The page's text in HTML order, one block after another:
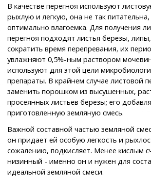
В качестве перегноя используют
рыхлую и легкую, она не так питательна,
оптимально влагоемка. Для получения
перегноя подходят листья березы,
сократить время перепревания, их
увлажняют 0,5%-ным раствором
используют для этой цели
препараты. В крайнем случае листовой
заменить порошком из высушенных,
просеянных листьев березы; его
приготовленную земляную смесь.
Важной составной частью земляной
он придает ей особую легкость и
сожалению, подкисляет. Менее кислым
низинный - именно он и нужен для
идеальной земляной смеси.